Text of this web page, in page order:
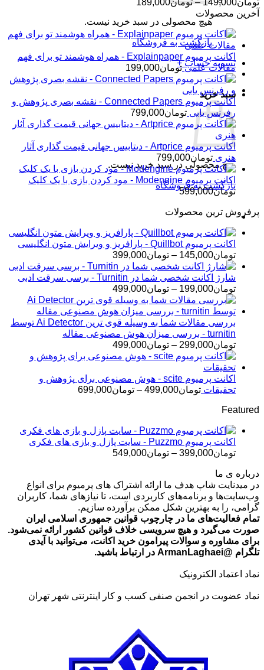
هیچ محصولی در سبد خرید نیست.
بازگشت به فروشگاه
تسویه حساب +
سبد خرید
هیچ محصولی در سبد خرید نیست.
بازگشت به فروشگاه
تومان149,000
– تومان189,000
تومان149,000
تا
تومان189,000
آخرین محصولات
اکانت پرمیوم Explainpaper - همراه هوشمند تو برای فهم
مقالات علمی تومان199,000
اکانت پرمیوم Connected Papers - نقشه بصری پژوهش و
رفرنس یابی تومان799,000
اکانت پرمیوم Artprice - دیتابیس جهانی قیمت ‌گذاری آثار
هنری تومان799,000
اکانت پرمیوم Modengine - مود کردن بازی با یک کلیک
تومان599,000
پرفروش ترین محصولات
اکانت پرمیوم Quillbot - پارافریز و ویرایش متون انگلیسی
تومان145,000
– تومان399,000محدوده
قیمت:
تومان145,000
تا
تومان399,000
شارژ اکانت شخصی شما در Turnitin - برسی سرقت ادبی
تومان199,000
– تومان499,000محدوده
قیمت:
تومان199,000
تا
تومان499,000
بررسی مقالات شما به وسیله قوی ترین Ai Detector توسط
turnitin - بررسی میزان هوش مصنوعی مقاله
تومان299,000
– تومان499,000محدوده
قیمت:
تا
تومان499,000
اکانت پرمیوم scite - هوش مصنوعی برای پژوهش و
تحقیقات تومان499,000
– تومان699,000محدوده
تومان699,000
Featured
اکانت پرمیوم Puzzmo - سایت پازل و بازی های فکری
تومان399,000
– تومان549,000
تا
تومان549,000
درباره ی ما
در میدنایت شاپ هدف ما ارائه اشتراک های پرمیوم برای انواع
وب‌سایت‌ها و برنامه‌های کاربردی است، تا نیازهای شما، کاربران
گرامی، را به بهترین شکل ممکن برآورده سازیم.
تمام فعالیت‌های ما در چارچوب قوانین جمهوری اسلامی ایران
صورت می‌گیرد و هیچ سرویسی خلاف قوانین کشور ارائه نمی‌شود.
برای مشاوره و سوالات پیرامون خرید اکانت، می‌توانید با آیدی
تلگرام @ArmanLaghaei در ارتباط باشید.
نماد اعتماد الکترونیک
نماد عضویت در انجمن صنفی کسب و کار اینترنتی شهر تهران